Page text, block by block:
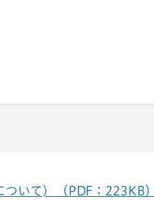
ついて) （PDF：223KB